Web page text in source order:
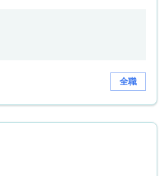
全職